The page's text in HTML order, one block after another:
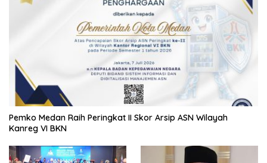
Pemko Medan Raih Peringkat II Skor Arsip ASN Wilayah
Kanreg VI BKN